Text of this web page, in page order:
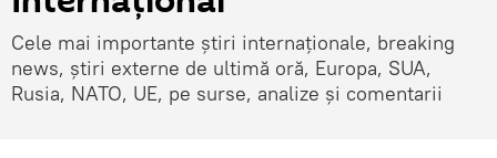
Cele mai importante știri internaționale, breaking
news, știri externe de ultimă oră, Europa, SUA,
Rusia, NATO, UE, pe surse, analize și comentarii